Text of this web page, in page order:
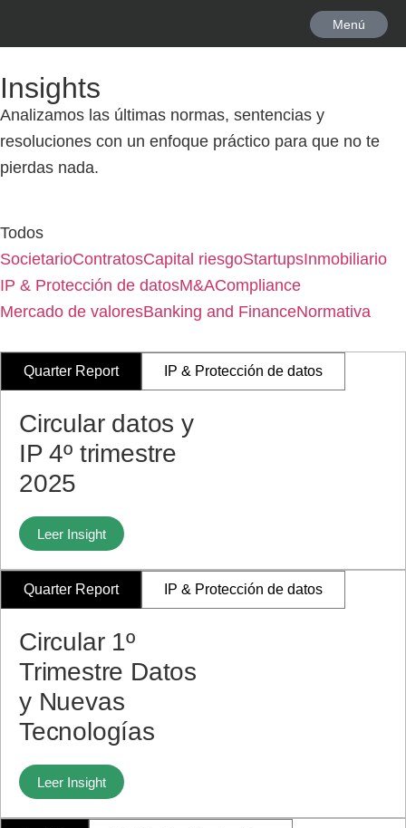
Menú
Insights
Analizamos las últimas normas, sentencias y
resoluciones con un enfoque práctico para que no te
pierdas nada.
Todos
SocietarioContratosCapital riesgoStartupsInmobiliario
IP & Protección de datosM&ACompliance
Mercado de valoresBanking and FinanceNormativa
Quarter Report IP & Protección de datos
Circular datos y
IP 4º trimestre
2025
Leer Insight
Quarter Report IP & Protección de datos
Circular 1º
Trimestre Datos
y Nuevas
Tecnologías
Leer Insight